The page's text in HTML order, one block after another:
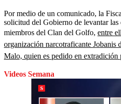
Por medio de un comunicado, la
solicitud del Gobierno de levantar las
miembros del Clan del Golfo, entre
organización narcotraficante Jobanis
Malo, quien es pedido en extradición
Videos Semana